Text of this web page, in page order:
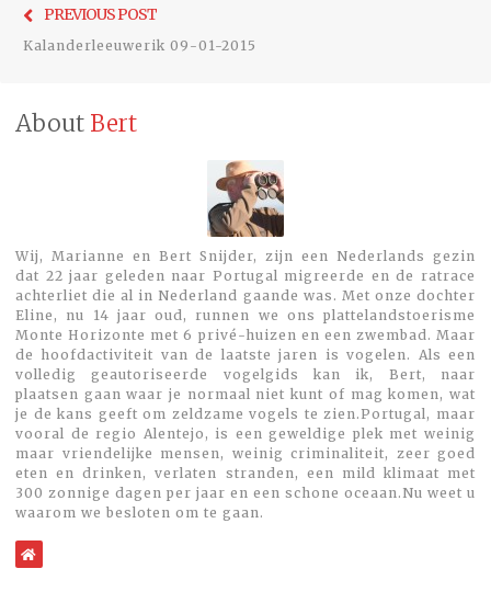
navigatie
PREVIOUS POST
Kalanderleeuwerik 09-01-2015
About Bert
Wij, Marianne en Bert Snijder, zijn een Nederlands gezin
dat 22 jaar geleden naar Portugal migreerde en de ratrace
achterliet die al in Nederland gaande was. Met onze dochter
Eline, nu 14 jaar oud, runnen we ons plattelandstoerisme
Monte Horizonte met 6 privé-huizen en een zwembad. Maar
de hoofdactiviteit van de laatste jaren is vogelen. Als een
volledig geautoriseerde vogelgids kan ik, Bert, naar
plaatsen gaan waar je normaal niet kunt of mag komen, wat
je de kans geeft om zeldzame vogels te zien.Portugal, maar
vooral de regio Alentejo, is een geweldige plek met weinig
maar vriendelijke mensen, weinig criminaliteit, zeer goed
eten en drinken, verlaten stranden, een mild klimaat met
300 zonnige dagen per jaar en een schone oceaan.Nu weet u
waarom we besloten om te gaan.